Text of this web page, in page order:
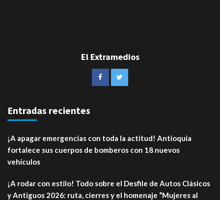
El Extramedios
Entradas recientes
¡A apagar emergencias con toda la actitud! Antioquia
fortalece sus cuerpos de bomberos con 18 nuevos
vehículos
¡A rodar con estilo! Todo sobre el Desfile de Autos Clásicos
y Antiguos 2026: ruta, cierres y el homenaje “Mujeres al